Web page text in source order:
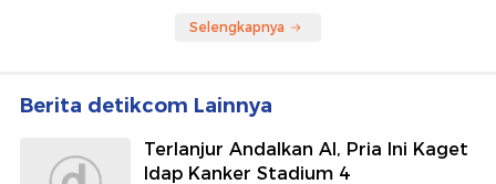
Selengkapnya
Berita detikcom Lainnya
Terlanjur Andalkan AI, Pria Ini Kaget
Idap Kanker Stadium 4